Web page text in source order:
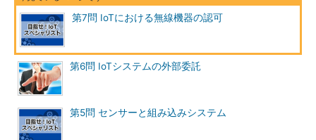
第7問 IoTにおける無線機器の認可
第6問 IoTシステムの外部委託
第5問 センサーと組み込みシステム